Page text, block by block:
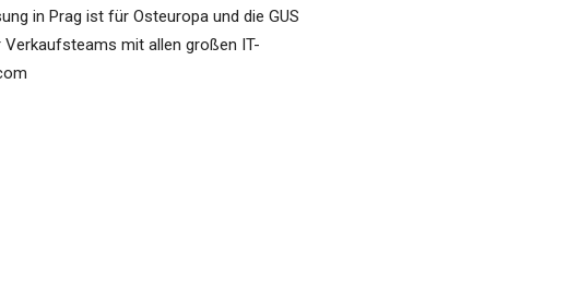
in Prag ist für Osteuropa und die GUS
mit allen großen IT-